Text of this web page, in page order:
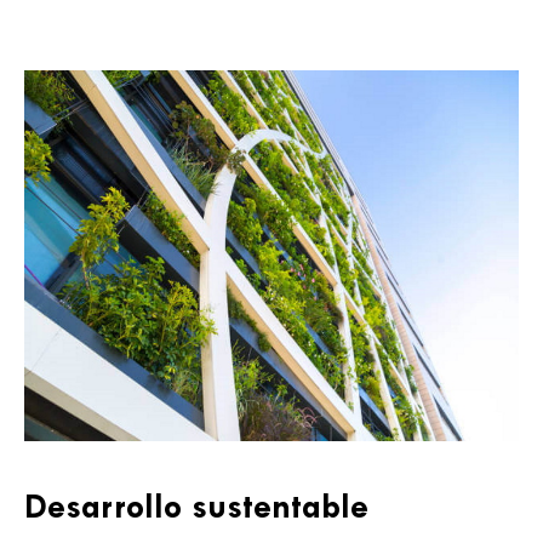
Desarrollo sustentable